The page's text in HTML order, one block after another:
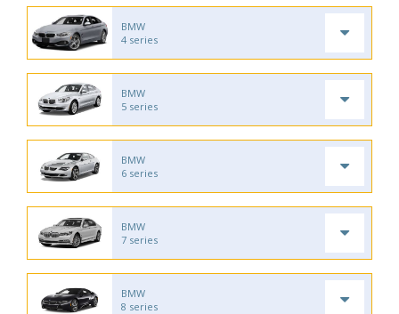
BMW
4 series
BMW
5 series
BMW
6 series
BMW
7 series
BMW
8 series